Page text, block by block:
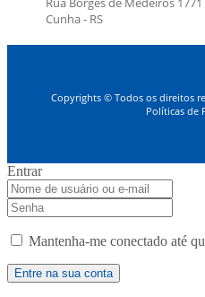
Cunha - RS
Copyrights © Todos os direitos
Políticas de
Entrar
Mantenha-me conectado até